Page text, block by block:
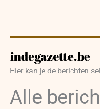
Hier kan je de berichten
Alle